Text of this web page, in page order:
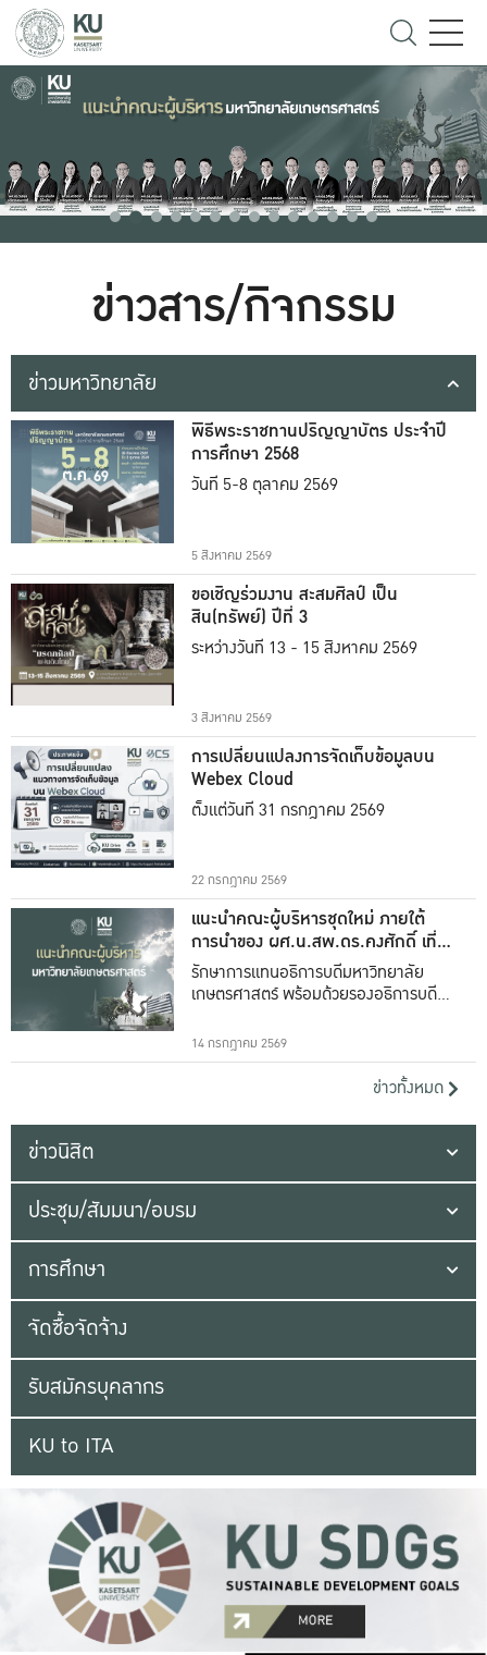
ข่าวสาร/กิจกรรม
ข่าวมหาวิทยาลัย
พิธีพระราชทานปริญญาบัตร ประจำปี
การศึกษา 2568
วันที่ 5-8 ตุลาคม 2569
5 สิงหาคม 2569
ขอเชิญร่วมงาน สะสมศิลป์ เป็น
สิน(ทรัพย์) ปีที่ 3
ระหว่างวันที่ 13 - 15 สิงหาคม 2569
3 สิงหาคม 2569
การเปลี่ยนแปลงการจัดเก็บข้อมูลบน
Webex Cloud
ตั้งแต่วันที่ 31 กรกฎาคม 2569
22 กรกฎาคม 2569
แนะนำคณะผู้บริหารชุดใหม่ ภายใต้
การนำของ ผศ.น.สพ.ดร.คงศักดิ์ เที่ยง
ธรรม
รักษาการแทนอธิการบดีมหาวิทยาลัย
เกษตรศาสตร์ พร้อมด้วยรองอธิการบดีทั้ง
14 กรกฎาคม 2569
ข่าวทั้งหมด
ข่าวนิสิต
ประชุม/สัมมนา/อบรม
การศึกษา
จัดซื้อจัดจ้าง
รับสมัครบุคลากร
KU to ITA